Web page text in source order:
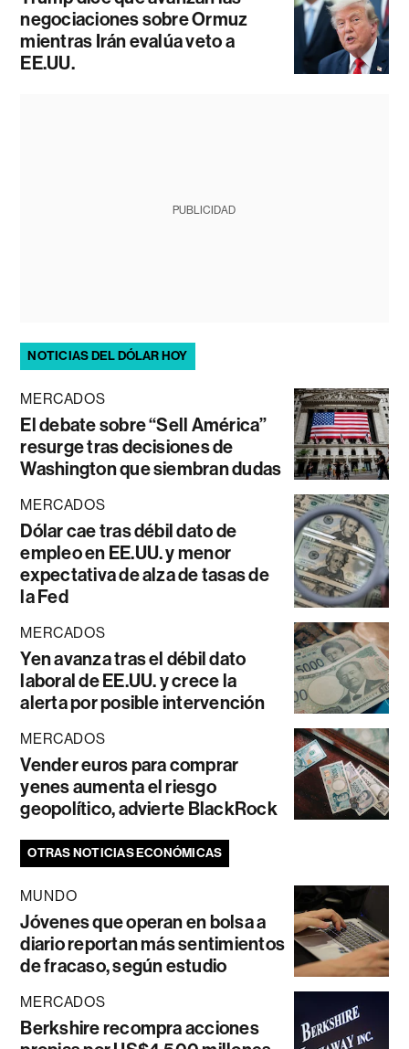
negociaciones sobre Ormuz
mientras Irán evalúa veto a
EE.UU.
PUBLICIDAD
NOTICIAS DEL DÓLAR HOY
MERCADOS
El debate sobre “Sell América”
resurge tras decisiones de
Washington que siembran dudas
MERCADOS
Dólar cae tras débil dato de
empleo en EE.UU. y menor
expectativa de alza de tasas de
la Fed
MERCADOS
Yen avanza tras el débil dato
laboral de EE.UU. y crece la
alerta por posible intervención
MERCADOS
Vender euros para comprar
yenes aumenta el riesgo
geopolítico, advierte BlackRock
OTRAS NOTICIAS ECONÓMICAS
MUNDO
Jóvenes que operan en bolsa a
diario reportan más sentimientos
de fracaso, según estudio
MERCADOS
Berkshire recompra acciones